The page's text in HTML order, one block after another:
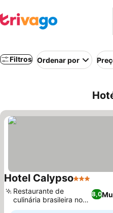
Filtros Ordenar por
Hotel Calypso3 Estrelas
8,0
Restaurante de
culinária brasileira no
local